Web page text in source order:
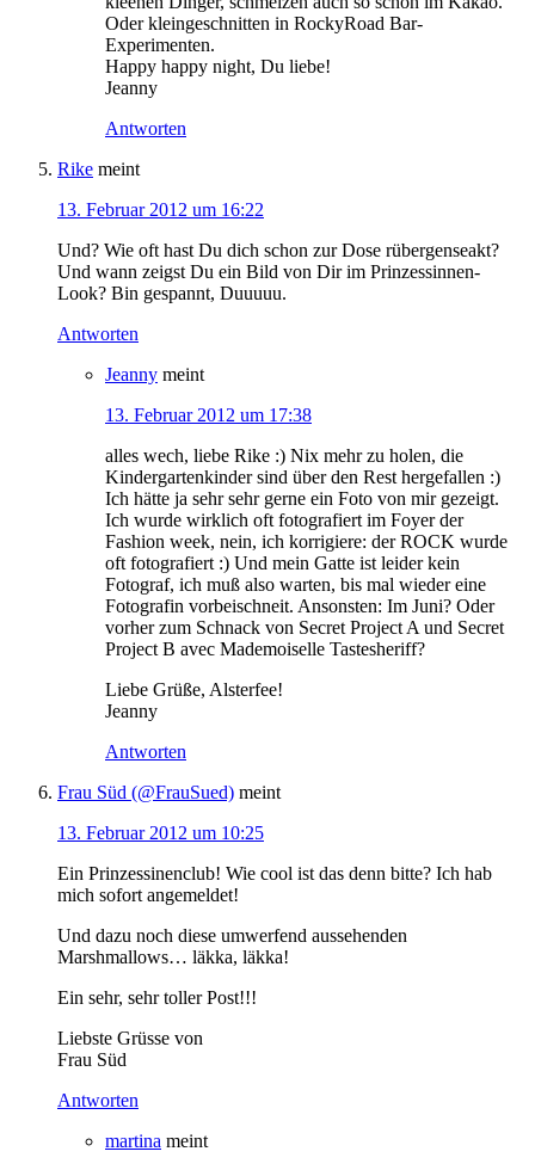
Oder kleingeschnitten in RockyRoad Bar-
Experimenten.
Happy happy night, Du liebe!
Jeanny
Antworten
Rike meint
13. Februar 2012 um 16:22
Und? Wie oft hast Du dich schon zur Dose rübergenseakt?
Und wann zeigst Du ein Bild von Dir im Prinzessinnen-
Look? Bin gespannt, Duuuuu.
Antworten
Jeanny meint
13. Februar 2012 um 17:38
alles wech, liebe Rike :) Nix mehr zu holen, die
Kindergartenkinder sind über den Rest hergefallen :)
Ich hätte ja sehr sehr gerne ein Foto von mir gezeigt.
Ich wurde wirklich oft fotografiert im Foyer der
Fashion week, nein, ich korrigiere: der ROCK wurde
oft fotografiert :) Und mein Gatte ist leider kein
Fotograf, ich muß also warten, bis mal wieder eine
Fotografin vorbeischneit. Ansonsten: Im Juni? Oder
vorher zum Schnack von Secret Project A und Secret
Project B avec Mademoiselle Tastesheriff?
Liebe Grüße, Alsterfee!
Jeanny
Antworten
Frau Süd (@FrauSued) meint
13. Februar 2012 um 10:25
Ein Prinzessinenclub! Wie cool ist das denn bitte? Ich hab
mich sofort angemeldet!
Und dazu noch diese umwerfend aussehenden
Marshmallows… läkka, läkka!
Ein sehr, sehr toller Post!!!
Liebste Grüsse von
Frau Süd
Antworten
martina meint